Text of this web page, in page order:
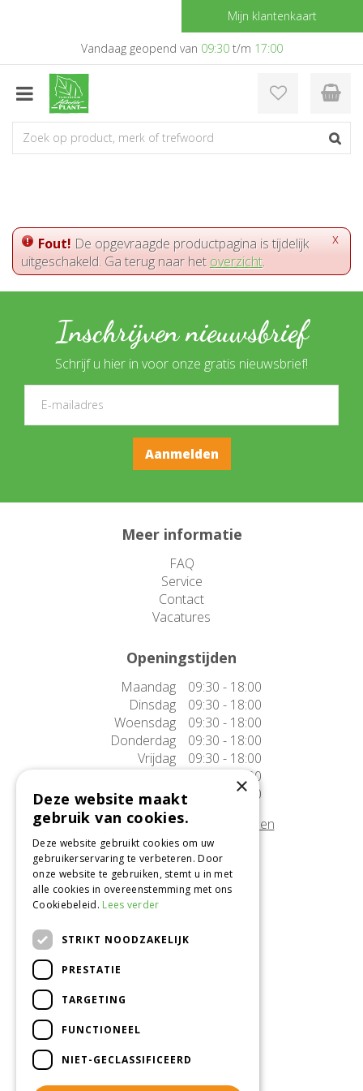
a
Mijn klantenkaart
Vandaag geopend van 09:30t/m 17:00
x
Fout! De opgevraagde productpagina is tijdelijk
uitgeschakeld. Ga terug naar het overzicht.
Inschrijven nieuwsbrief
Schrijf u hier in voor onze gratis nieuwsbrief!
Meer informatie
FAQ
Service
Contact
Vacatures
Openingstijden
Maandag
09:30 - 18:00
Dinsdag
09:30 - 18:00
Woensdag
09:30 - 18:00
Donderdag
09:30 - 18:00
Vrijdag
09:30 - 18:00
Zaterdag
09:30 - 17:00
Zondag
10:00 - 17:00
Afwijkende openingstijden tonen
Onze locatie
Tuincentrum Alméérplant
Jac. P. Thijsseweg 4
pinterest
×
Deze website maakt
gebruik van cookies.
Deze website gebruikt cookies om uw
gebruikerservaring te verbeteren. Door
onze website te gebruiken, stemt u in met
alle cookies in overeenstemming met ons
Cookiebeleid. Lees verder
STRIKT NOODZAKELIJK
PRESTATIE
TARGETING
FUNCTIONEEL
NIET-GECLASSIFICEERD